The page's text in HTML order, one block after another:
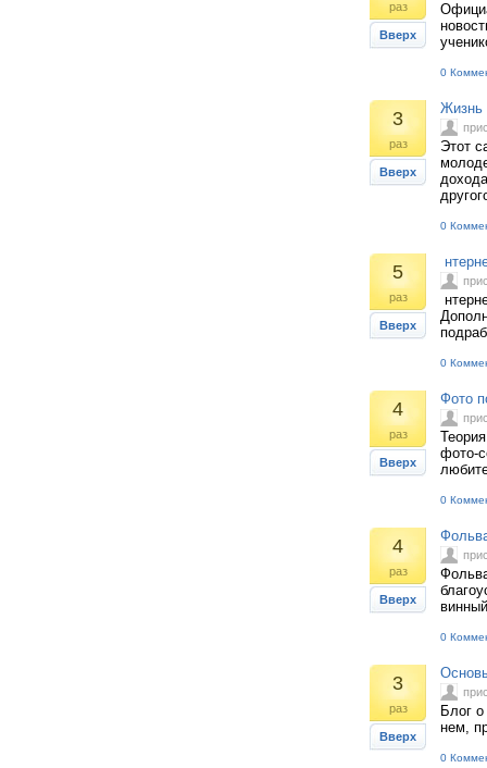
раз
Вверх
0
3
раз
Вверх
Жизнь
Этот
0
5
раз
Вверх
0
4
раз
Вверх
Фото
фото-
0
4
раз
Вверх
0
3
раз
Вверх
Блог
нем,
0